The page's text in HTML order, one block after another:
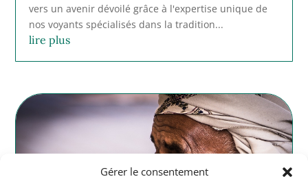
Gérer le consentement
vers un avenir dévoilé grâce à l'expertise unique de
nos voyants spécialisés dans la tradition...
lire plus